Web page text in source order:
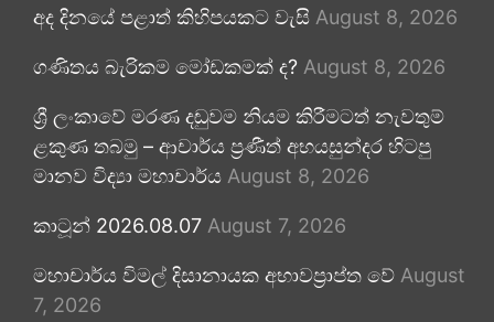
අද දිනයේ පළාත් කිහිපයකට වැසි August 8, 2026
ගණිතය බැරිකම මෝඩකමක් ද? August 8, 2026
ශ්‍රී ලංකාවේ මරණ දඬුවම නියම කිරීමටත් නැවතුම්
ළකුණ තබමු – ආචාර්ය ප්‍රණීත් අභයසුන්දර හිටපු
මානව විද්‍යා මහාචාර්ය August 8, 2026
කාටූන් 2026.08.07 August 7, 2026
මහාචාර්ය විමල් දිසානායක අභාවප්‍රාප්ත වේ August
7, 2026